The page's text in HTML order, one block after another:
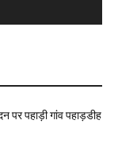
पहाड़ी गांव पहाड़डीह